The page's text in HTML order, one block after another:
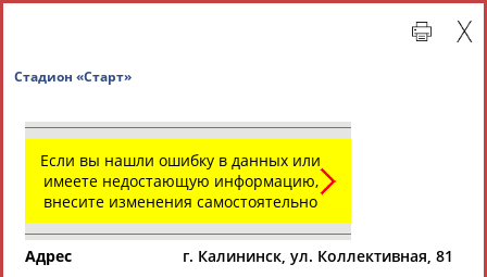
Если вы нашли ошибку в данных или
имеете недостающую информацию,
внесите изменения самостоятельно
Адрес
г. Калининск, ул. Коллективная, 81